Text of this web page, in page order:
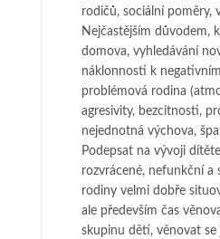
rodičů, sociální poměry,
Nejčastějším důvodem,
domova, vy­hledávání
náklonnosti k
pro­blé­mo­vá rodina
agresivity, bez­citnosti,
nejednotná výchova,
Podepsat na vý­vo­ji
rozvrácené, ne­funk­ční a
rodiny velmi dobře
ale především čas
skupinu dě­tí, věnovat